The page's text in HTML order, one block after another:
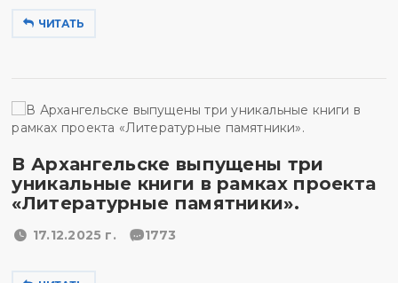
ЧИТАТЬ
В Архангельске выпущены три
уникальные книги в рамках проекта
«Литературные памятники».
17.12.2025 г. 1773